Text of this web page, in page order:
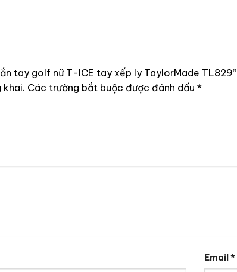
tay golf nữ T-ICE tay xếp ly TaylorMade TL829”
khai. Các trường bắt buộc được đánh dấu *
Email*